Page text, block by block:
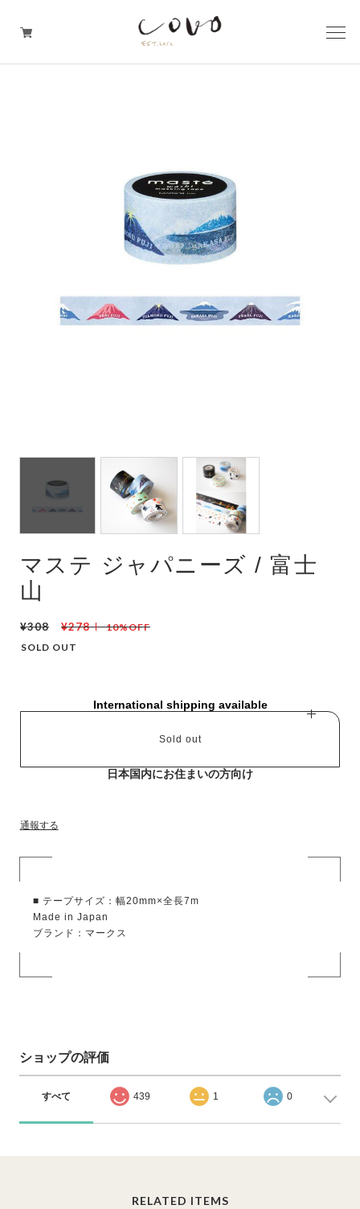
TRAVELER'S notebook
covo design
ガレージセール
マステ ジャパニーズ / 富士
山
¥308 ¥278
10%OFF
SOLD OUT
International shipping available
Sold out
日本国内にお住まいの方向け
通報する
■ テープサイズ：幅20mm×全長7m
Made in Japan
ブランド：マークス
ショップの評価
すべて 439 1 0
RELATED ITEMS